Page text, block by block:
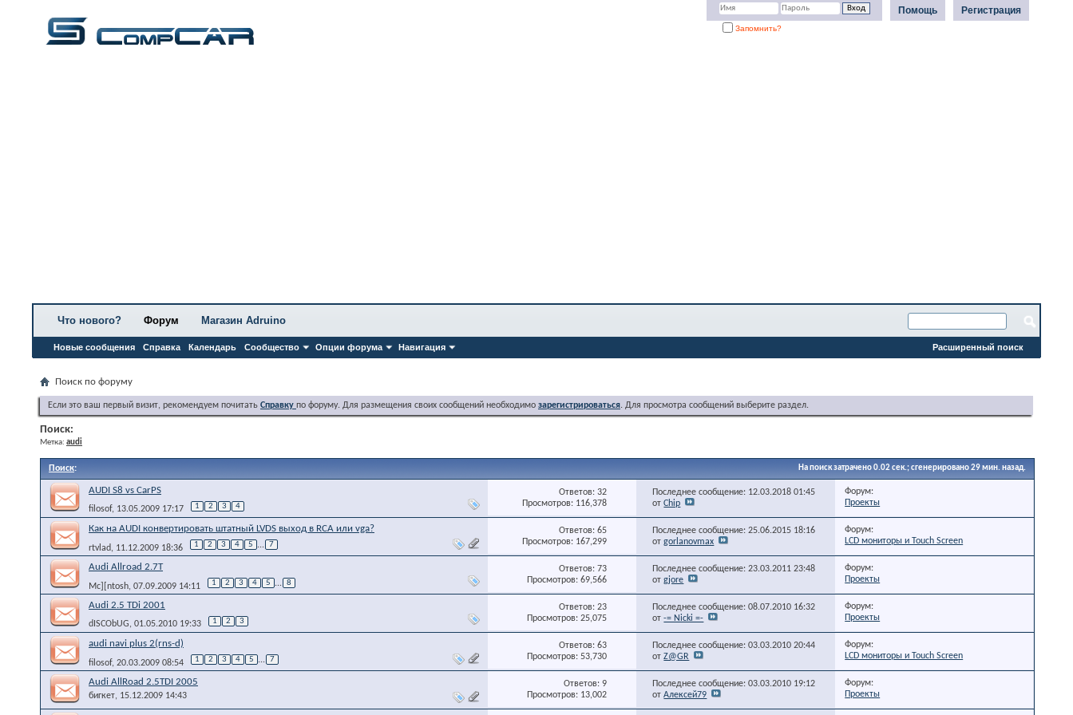
Регистрация
Помощь
Запомнить?
Что нового? Форум
Новые сообщения Справка Календарь Сообщество Опции форума Навигация
Магазин Adruino
Расширенный поиск
Поиск по форуму
Если это ваш первый визит, рекомендуем почитать Справку по форуму. Для размещения своих сообщений необходимо зарегистрироваться. Для просмотра сообщений выберите раздел.
Поиск:
Метка: audi
Поиск: На поиск затрачено0.02сек.; сгенерировано 29 мин. назад.
AUDI S8 vs CarPS
filosof, 13.05.2009 17:17 1 2 3 4
Ответов: 32
Просмотров: 116,378
Последнее сообщение: 12.03.201801:45
отChip
Форум:
Проекты
Как на AUDI конвертировать штатный LVDS выход в RCA или vga?
rtvlad, 11.12.2009 18:36 1 2 3 4 5 ... 7
Ответов: 65
Просмотров: 167,299
Последнее сообщение: 25.06.2015 18:16
отgorlanovmax
Форум:
LCD мониторы и Touch Screen
Audi Allroad 2.7T
Mc][ntosh, 07.09.2009 14:11 1 2 3 4 5 ... 8
Ответов: 73
Просмотров: 69,566
Последнее сообщение: 23.03.201123:48
отgjore
Форум:
Проекты
Audi 2.5 TDi 2001
dISCObUG, 01.05.2010 19:33 1 2 3
Ответов: 23
Просмотров: 25,075
Последнее сообщение: 08.07.2010 16:32
от-= Nicki =-
Форум:
Проекты
audi navi plus 2(rns-d)
filosof, 20.03.2009 08:54 1 2 3 4 5 ... 7
Ответов: 63
Просмотров: 53,730
Последнее сообщение: 03.03.201020:44
отZ@GR
Форум:
LCD мониторы и Touch Screen
Audi AllRoad 2.5TDI 2005
бигкет, 15.12.2009 14:43
Ответов: 9
Просмотров: 13,002
Последнее сообщение: 03.03.2010 19:12
отАлексей79
Форум:
Проекты